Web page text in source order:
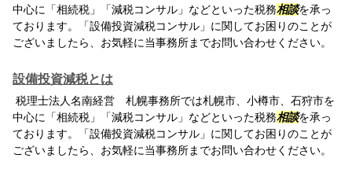
中心に「相続税」「減税コンサル」などといった税務相談を承っ
ております。「設備投資減税コンサル」に関してお困りのことが
ございましたら、お気軽に当事務所までお問い合わせください。
設備投資減税とは
税理士法人名南経営 札幌事務所では札幌市、小樽市、石狩市を
中心に「相続税」「減税コンサル」などといった税務相談を承っ
ております。「設備投資減税コンサル」に関してお困りのことが
ございましたら、お気軽に当事務所までお問い合わせください。